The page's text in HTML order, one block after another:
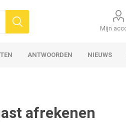
Mijn
ANTWOORDEN NIEUWS
afrekenen